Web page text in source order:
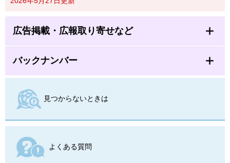
広告掲載・広報取り寄せなど
バックナンバー
見つからないときは
よくある質問